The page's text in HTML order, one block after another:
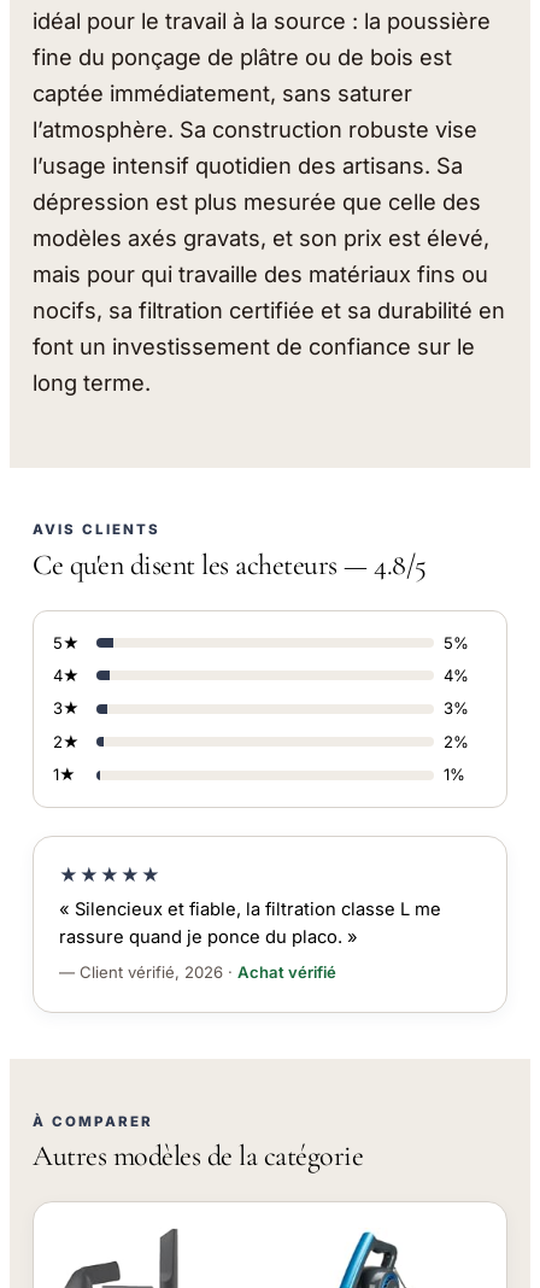
idéal pour le travail à la source : la poussière
fine du ponçage de plâtre ou de bois est
captée immédiatement, sans saturer
l’atmosphère. Sa construction robuste vise
l’usage intensif quotidien des artisans. Sa
dépression est plus mesurée que celle des
modèles axés gravats, et son prix est élevé,
mais pour qui travaille des matériaux fins ou
nocifs, sa filtration certifiée et sa durabilité en
font un investissement de confiance sur le
long terme.
AVIS CLIENTS
Ce qu'en disent les acheteurs — 4.8/5
5★
5%
4★
4%
3★
3%
2★
2%
1★
1%
★★★★★
« Silencieux et fiable, la filtration classe L me
rassure quand je ponce du placo. »
— Client vérifié, 2026 · Achat vérifié
À COMPARER
Autres modèles de la catégorie